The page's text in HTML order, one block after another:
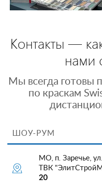
Контакты —
нами
Мы всегда готовы
по краскам
ШОУ-РУМ
МО, п. Заречье,
ТВК
20